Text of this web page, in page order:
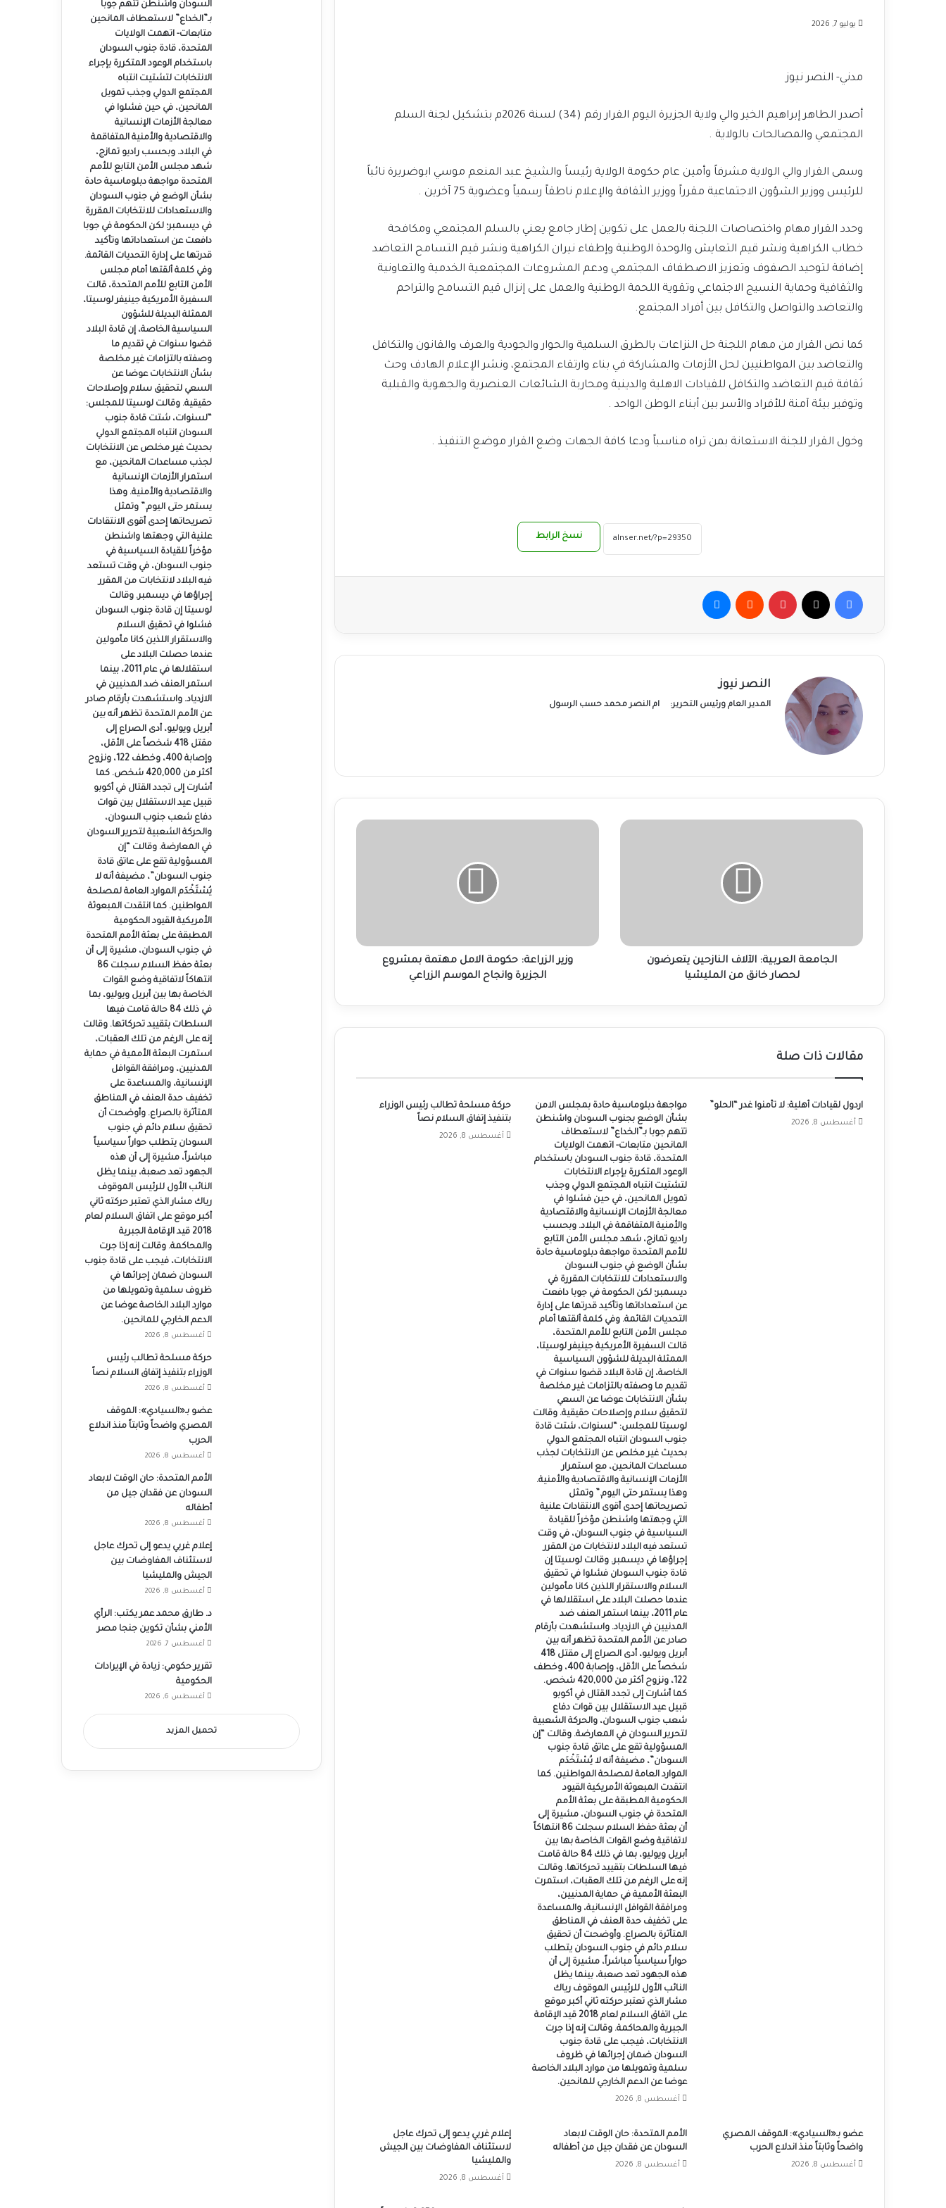
يوليو 7, 2026
مدني- النصر نيوز
أصدر الطاهر إبراهيم الخير والي ولاية الجزيرة اليوم القرار رقم (34) لسنة 2026م بتشكيل لجنة السلم
المجتمعي والمصالحات بالولاية .
وسمى القرار والي الولاية مشرفاً وأمين عام حكومة الولاية رئيساً والشيخ عبد المنعم موسي ابوضريرة نائباً
للرئيس ووزير الشؤون الاجتماعية مقرراً ووزير الثقافة والإعلام ناطقاً رسمياً وعضوية 75 آخرين .
وحدد القرار مهام واختصاصات اللجنة بالعمل على تكوين إطار جامع يعني بالسلم المجتمعي ومكافحة
خطاب الكراهية ونشر قيم التعايش والوحدة الوطنية وإطفاء نيران الكراهية ونشر قيم التسامح التعاضد
إضافة لتوحيد الصفوف وتعزيز الاصطفاف المجتمعي ودعم المشروعات المجتمعية الخدمية والتعاونية
والثقافية وحماية النسيج الاجتماعي وتقوية اللحمة الوطنية والعمل على إنزال قيم التسامح والتراحم
والتعاضد والتواصل والتكافل بين أفراد المجتمع.
كما نص القرار من مهام اللجنة حل النزاعات بالطرق السلمية والحوار والجودية والعرف والقانون والتكافل
والتعاضد بين المواطنيين لحل الأزمات والمشاركة في بناء وارتقاء المجتمع، ونشر الإعلام الهادف وحث
ثقافة قيم التعاضد والتكافل للقيادات الاهلية والدينية ومحاربة الشائعات العنصرية والجهوية والقبلية
وتوفير بيئة آمنة للأفراد والأسر بين أبناء الوطن الواحد .
وخول القرار للجنة الاستعانة بمن تراه مناسباً ودعا كافة الجهات وضع القرار موضع التنفيذ .
نسخ الرابط
فيسبوك بينتيريست
النصر نيوز
المدير العام ورئيس التحرير: ام النصر محمد حسب الرسول
الجامعة
المليشيا
الجامعة العربية: الآلاف النازحين يتعرضون
لحصار خانق من المليشيا
وزير
الموسم
وزير الزراعة: حكومة الامل مهتمة بمشروع
الجزيرة وانجاح الموسم الزراعي
مقالات ذات صلة
اردول لقيادات أهلية: لا تأمنوا غدر “الحلو”
أغسطس 8, 2026
مواجهة دبلوماسية حادة بمجلس الامن
بشأن الوضع بجنوب السودان واشنطن
تتهم جوبا بـ”الخداع” لاستعطاف
المانحين متابعات- اتهمت الولايات
المتحدة، قادة جنوب السودان باستخدام
الوعود المتكررة بإجراء الانتخابات
لتشتيت انتباه المجتمع الدولي وجذب
تمويل المانحين، في حين فشلوا في
معالجة الأزمات الإنسانية والاقتصادية
والأمنية المتفاقمة في البلاد. وبحسب
راديو تمازج، شهد مجلس الأمن التابع
للأمم المتحدة مواجهة دبلوماسية حادة
بشأن الوضع في جنوب السودان
والاستعدادات للانتخابات المقررة في
ديسمبر؛ لكن الحكومة في جوبا دافعت
عن استعداداتها وتأكيد قدرتها على إدارة
التحديات القائمة. وفي كلمة ألقتها أمام
مجلس الأمن التابع للأمم المتحدة،
قالت السفيرة الأمريكية جينيفر لوسيتا،
الممثلة البديلة للشؤون السياسية
الخاصة، إن قادة البلاد قضوا سنوات في
تقديم ما وصفته بالتزامات غير مخلصة
بشأن الانتخابات عوضا عن السعي
لتحقيق سلام وإصلاحات حقيقية. وقالت
لوسيتا للمجلس: “لسنوات، شتت قادة
جنوب السودان انتباه المجتمع الدولي
بحديث غير مخلص عن الانتخابات لجذب
مساعدات المانحين، مع استمرار
الأزمات الإنسانية والاقتصادية والأمنية.
وهذا يستمر حتى اليوم.” وتمثل
تصريحاتها إحدى أقوى الانتقادات علنية
التي وجهتها واشنطن مؤخراً للقيادة
السياسية في جنوب السودان، في وقت
تستعد فيه البلاد لانتخابات من المقرر
إجراؤها في ديسمبر. وقالت لوسيتا إن
قادة جنوب السودان فشلوا في تحقيق
السلام والاستقرار اللذين كانا مأمولين
عندما حصلت البلاد على استقلالها في
عام 2011، بينما استمر العنف ضد
المدنيين في الازدياد. واستشهدت بأرقام
صادر عن الأمم المتحدة تظهر أنه بين
أبريل ويوليو، أدى الصراع إلى مقتل 418
شخصاً على الأقل، وإصابة 400، وخطف
122، ونزوح أكثر من 420,000 شخص.
كما أشارت إلى تجدد القتال في أكوبو
قبيل عيد الاستقلال بين قوات دفاع
شعب جنوب السودان، والحركة الشعبية
لتحرير السودان في المعارضة. وقالت “إن
المسؤولية تقع على عاتق قادة جنوب
السودان”، مضيفة أنه لا يُسْتَخْدَم
الموارد العامة لمصلحة المواطنين. كما
انتقدت المبعوثة الأمريكية القيود
الحكومية المطبقة على بعثة الأمم
المتحدة في جنوب السودان، مشيرة إلى
أن بعثة حفظ السلام سجلت 86 انتهاكاً
لاتفاقية وضع القوات الخاصة بها بين
أبريل ويوليو، بما في ذلك 84 حالة قامت
فيها السلطات بتقييد تحركاتها. وقالت
إنه على الرغم من تلك العقبات، استمرت
البعثة الأممية في حماية المدنيين،
ومرافقة القوافل الإنسانية، والمساعدة
على تخفيف حدة العنف في المناطق
المتأثرة بالصراع. وأوضحت أن تحقيق
سلام دائم في جنوب السودان يتطلب
حواراً سياسياً مباشراً، مشيرة إلى أن
هذه الجهود تعد صعبة، بينما يظل
النائب الأول للرئيس الموقوف رياك
مشار الذي تعتبر حركته ثاني أكبر موقع
على اتفاق السلام لعام 2018 قيد الإقامة
الجبرية والمحاكمة. وقالت إنه إذا جرت
الانتخابات، فيجب على قادة جنوب
السودان ضمان إجرائها في ظروف
سلمية وتمويلها من موارد البلاد الخاصة
عوضا عن الدعم الخارجي للمانحين.
أغسطس 8, 2026
حركة مسلحة تطالب رئيس الوزراء
بتنفيذ إتفاق السلام نصاً
أغسطس 8, 2026
عضو بـ«السيادي»: الموقف المصري
واضحاً وثابتاً منذ اندلاع الحرب
أغسطس 8, 2026
الأمم المتحدة: حان الوقت لابعاد
السودان عن فقدان جيل من أطفاله
أغسطس 8, 2026
إعلام غربي يدعو إلى تحرك عاجل
لاستئناف المفاوضات بين الجيش
والمليشيا
أغسطس 8, 2026
السودان واشنطن تتهم جوبا
بـ”الخداع” لاستعطاف المانحين
متابعات- اتهمت الولايات
المتحدة، قادة جنوب السودان
باستخدام الوعود المتكررة بإجراء
الانتخابات لتشتيت انتباه
المجتمع الدولي وجذب تمويل
المانحين، في حين فشلوا في
معالجة الأزمات الإنسانية
والاقتصادية والأمنية المتفاقمة
في البلاد. وبحسب راديو تمازج،
شهد مجلس الأمن التابع للأمم
المتحدة مواجهة دبلوماسية حادة
بشأن الوضع في جنوب السودان
والاستعدادات للانتخابات المقررة
في ديسمبر؛ لكن الحكومة في جوبا
دافعت عن استعداداتها وتأكيد
قدرتها على إدارة التحديات القائمة.
وفي كلمة ألقتها أمام مجلس
الأمن التابع للأمم المتحدة، قالت
السفيرة الأمريكية جينيفر لوسيتا،
الممثلة البديلة للشؤون
السياسية الخاصة، إن قادة البلاد
قضوا سنوات في تقديم ما
وصفته بالتزامات غير مخلصة
بشأن الانتخابات عوضا عن
السعي لتحقيق سلام وإصلاحات
حقيقية. وقالت لوسيتا للمجلس:
“لسنوات، شتت قادة جنوب
السودان انتباه المجتمع الدولي
بحديث غير مخلص عن الانتخابات
لجذب مساعدات المانحين، مع
استمرار الأزمات الإنسانية
والاقتصادية والأمنية. وهذا
يستمر حتى اليوم.” وتمثل
تصريحاتها إحدى أقوى الانتقادات
علنية التي وجهتها واشنطن
مؤخراً للقيادة السياسية في
جنوب السودان، في وقت تستعد
فيه البلاد لانتخابات من المقرر
إجراؤها في ديسمبر. وقالت
لوسيتا إن قادة جنوب السودان
فشلوا في تحقيق السلام
والاستقرار اللذين كانا مأمولين
عندما حصلت البلاد على
استقلالها في عام 2011، بينما
استمر العنف ضد المدنيين في
الازدياد. واستشهدت بأرقام صادر
عن الأمم المتحدة تظهر أنه بين
أبريل ويوليو، أدى الصراع إلى
مقتل 418 شخصاً على الأقل،
وإصابة 400، وخطف 122، ونزوح
أكثر من 420,000 شخص. كما
أشارت إلى تجدد القتال في أكوبو
قبيل عيد الاستقلال بين قوات
دفاع شعب جنوب السودان،
والحركة الشعبية لتحرير السودان
في المعارضة. وقالت “إن
المسؤولية تقع على عاتق قادة
جنوب السودان”، مضيفة أنه لا
يُسْتَخْدَم الموارد العامة لمصلحة
المواطنين. كما انتقدت المبعوثة
الأمريكية القيود الحكومية
المطبقة على بعثة الأمم المتحدة
في جنوب السودان، مشيرة إلى أن
بعثة حفظ السلام سجلت 86
انتهاكاً لاتفاقية وضع القوات
الخاصة بها بين أبريل ويوليو، بما
في ذلك 84 حالة قامت فيها
السلطات بتقييد تحركاتها. وقالت
إنه على الرغم من تلك العقبات،
استمرت البعثة الأممية في حماية
المدنيين، ومرافقة القوافل
الإنسانية، والمساعدة على
تخفيف حدة العنف في المناطق
المتأثرة بالصراع. وأوضحت أن
تحقيق سلام دائم في جنوب
السودان يتطلب حواراً سياسياً
مباشراً، مشيرة إلى أن هذه
الجهود تعد صعبة، بينما يظل
النائب الأول للرئيس الموقوف
رياك مشار الذي تعتبر حركته ثاني
أكبر موقع على اتفاق السلام لعام
2018 قيد الإقامة الجبرية
والمحاكمة. وقالت إنه إذا جرت
الانتخابات، فيجب على قادة جنوب
السودان ضمان إجرائها في
ظروف سلمية وتمويلها من
موارد البلاد الخاصة عوضا عن
الدعم الخارجي للمانحين.
أغسطس 8, 2026
حركة مسلحة تطالب رئيس
الوزراء بتنفيذ إتفاق السلام نصاً
أغسطس 8, 2026
عضو بـ«السيادي»: الموقف
المصري واضحاً وثابتاً منذ اندلاع
الحرب
أغسطس 8, 2026
الأمم المتحدة: حان الوقت لابعاد
السودان عن فقدان جيل من
أطفاله
أغسطس 8, 2026
إعلام غربي يدعو إلى تحرك عاجل
لاستئناف المفاوضات بين
الجيش والمليشيا
أغسطس 8, 2026
د. طارق محمد عمر يكتب: الرأي
الأمني بشأن تكوين جنجا مصر
أغسطس 7, 2026
تقرير حكومي: زيادة في الإيرادات
الحكومية
أغسطس 6, 2026
تحميل المزيد